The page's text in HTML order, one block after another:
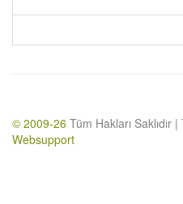
© 2009-26 Tüm Hakları Saklıdır |
Websupport